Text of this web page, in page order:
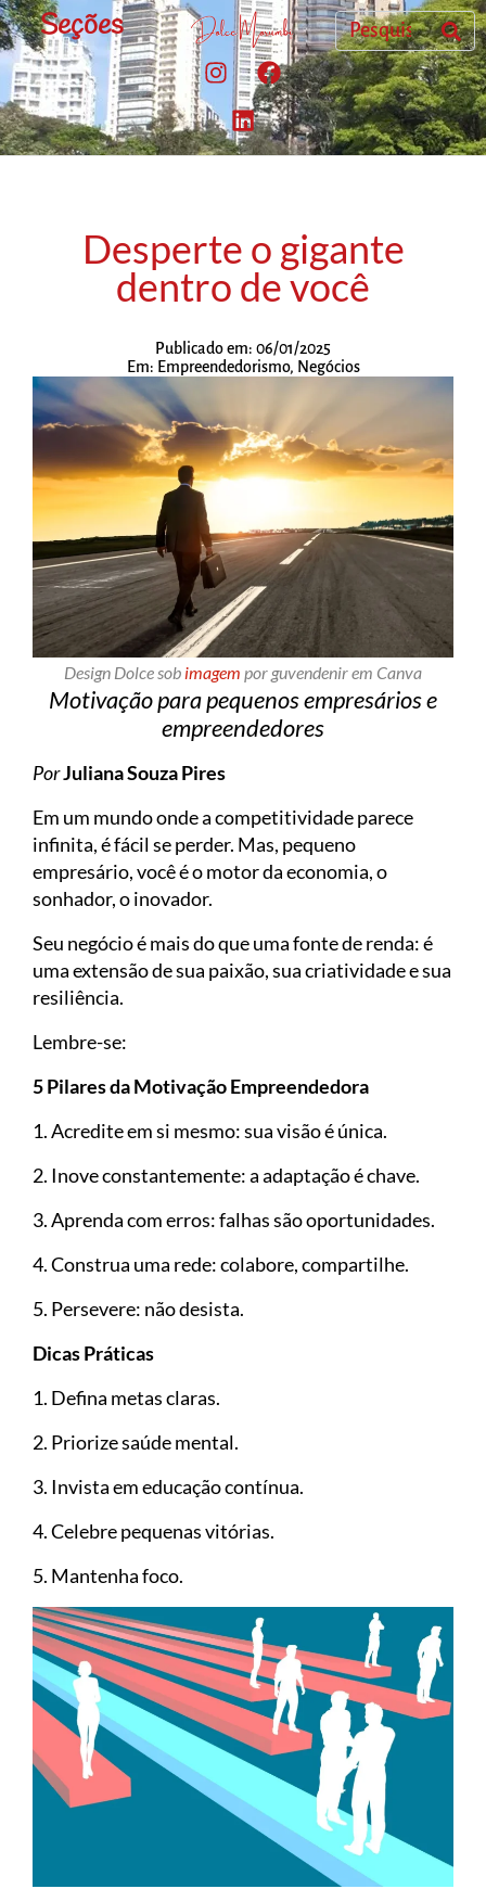
Seções
Desperte o gigante
dentro de você
Publicado em: 06/01/2025
Em: Empreendedorismo, Negócios
Design Dolce sob imagem por guvendenir em Canva
Motivação para pequenos empresários e
empreendedores
PorJuliana Souza Pires
Em um mundo onde a competitividade parece
infinita, é fácil se perder. Mas, pequeno
empresário, você é o motor da economia, o
sonhador, o inovador.
Seu negócio é mais do que uma fonte de renda: é
uma extensão de sua paixão, sua criatividade e sua
resiliência.
Lembre-se:
5 Pilares da Motivação Empreendedora
1. Acredite em si mesmo: sua visão é única.
2. Inove constantemente: a adaptação é chave.
3. Aprenda com erros: falhas são oportunidades.
4. Construa uma rede: colabore, compartilhe.
5. Persevere: não desista.
Dicas Práticas
1. Defina metas claras.
2. Priorize saúde mental.
3. Invista em educação contínua.
4. Celebre pequenas vitórias.
5. Mantenha foco.